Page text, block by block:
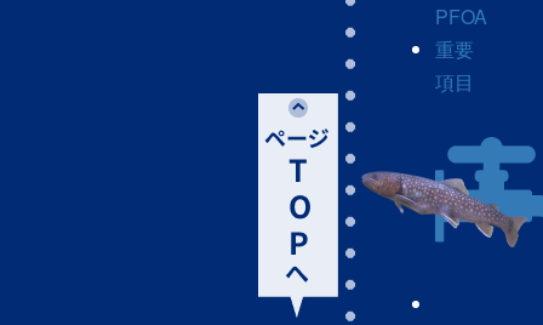
PFOA
重要
項目